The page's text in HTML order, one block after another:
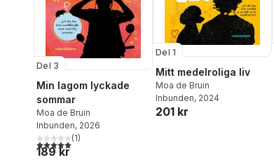
Del 3
Min lagom lyckade
sommar
Moa de Bruin
Inbunden, 2026
5,0utav 5 stjärnor. Totalt antal röster:
(1)
189 kr
Del 1
Mitt medelroliga liv
Moa de Bruin
Inbunden, 2024
201 kr